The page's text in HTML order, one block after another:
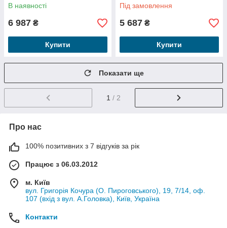
В наявності
6 987 ₴
Купити
Під замовлення
5 687 ₴
Купити
Показати ще
1 / 2
Про нас
100% позитивних з 7 відгуків за рік
Працює з 06.03.2012
м. Київ
вул. Григорія Кочура (О. Пироговського), 19, 7/14, оф.
107 (вхід з вул. А.Головка), Київ, Україна
Контакти